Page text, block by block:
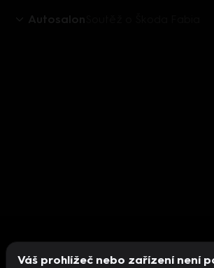
Autosalon
Váš prohlížeč nebo zařízení není